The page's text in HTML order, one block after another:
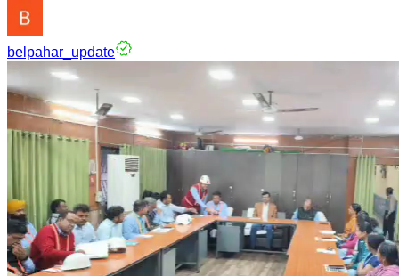
belpahar_update